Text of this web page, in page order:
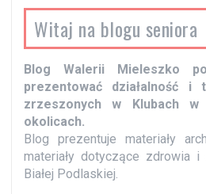
w
p
i
s
y
Witaj na blogu seniora
Blog Walerii Mieleszko
prezentować działalność i
zrzeszonych w Klubach
okolicach.
Blog prezentuje materiały
materiały dotyczące zdrowia i
Białej Podlaskiej.